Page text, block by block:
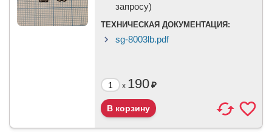
запросу)
ТЕХНИЧЕСКАЯ ДОКУМЕНТАЦИЯ:
sg-8003lb.pdf
x 190₽